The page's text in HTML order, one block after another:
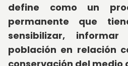
define como un
permanente que
sensibilizar,
población en relación